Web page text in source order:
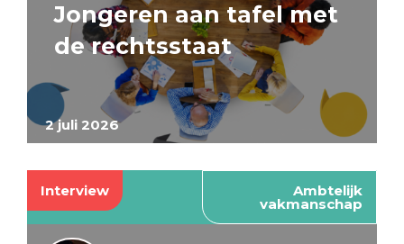
2 juli 2026
Jongeren aan tafel met
de rechtsstaat
Interview Ambtelijk
vakmanschap